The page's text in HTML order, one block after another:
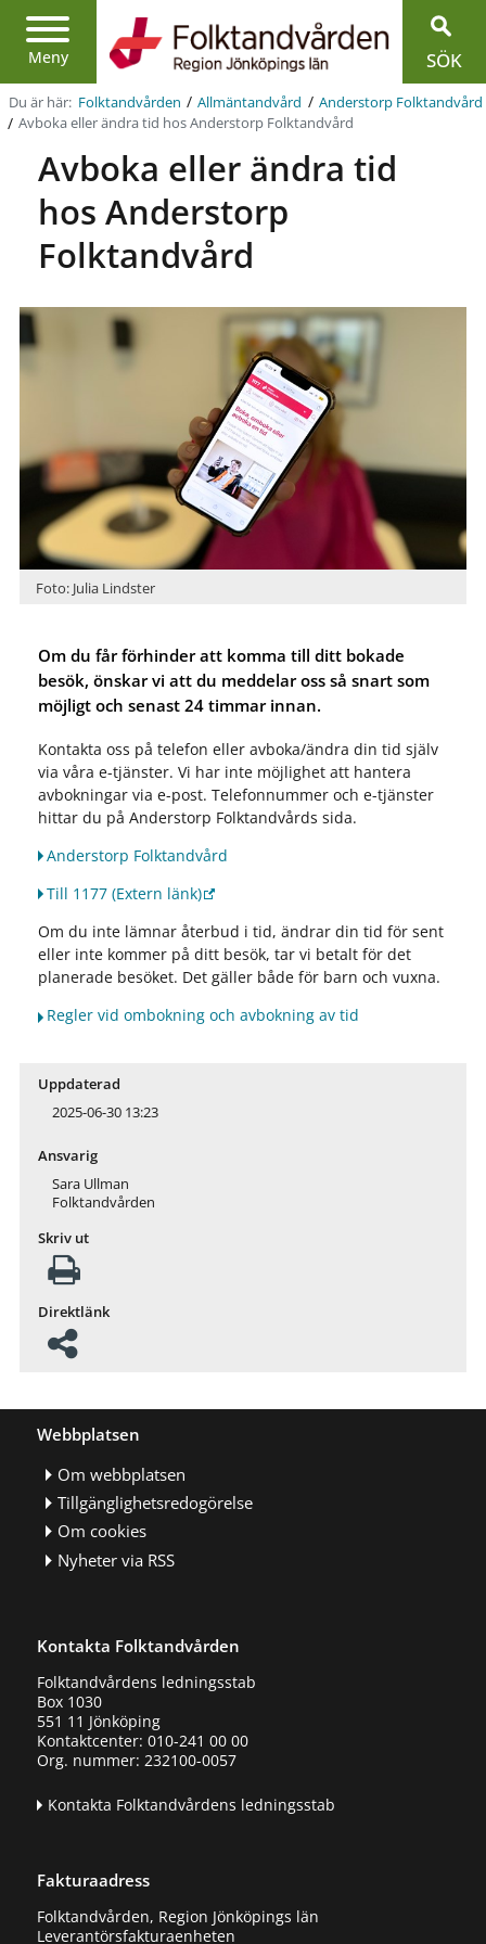
Meny
Region
Jönköpings
län
SÖK
Du är här: Folktandvården / Allmän­tandvård / Anderstorp Folktandvård
/ Avboka eller ändra tid hos Anderstorp Folktandvård
Avboka eller ändra tid
hos Anderstorp
Folktandvård
Foto: Julia Lindster
Om du får förhinder att komma till ditt bokade
besök, önskar vi att du meddelar oss så snart som
möjligt och senast 24 timmar innan.
Kontakta oss på telefon eller avboka/ändra din tid själv
via våra e-tjänster. Vi har inte möjlighet att hantera
avbokningar via e-post. Telefonnummer och e-tjänster
hittar du på Anderstorp Folktandvårds sida.
Anderstorp Folktandvård
Till 1177(Extern länk)
Om du inte lämnar återbud i tid, ändrar din tid för sent
eller inte kommer på ditt besök, tar vi betalt för det
planerade besöket. Det gäller både för barn och vuxna.
Regler vid ombokning och avbokning av tid
Uppdaterad
2025-06-30 13:23
Ansvarig
Sara Ullman
Folktandvården
Skriv ut
Direktlänk
Webbplatsen
Om webbplatsen
Tillgänglighetsredogörelse
Om cookies
Nyheter via RSS
Kontakta Folktandvården
Folktandvårdens ledningsstab
Box 1030
551 11 Jönköping
Kontaktcenter: 010-241 00 00
Org. nummer: 232100-0057
Kontakta Folktandvårdens ledningsstab
Fakturaadress
Folktandvården, Region Jönköpings län
Leverantörsfakturaenheten